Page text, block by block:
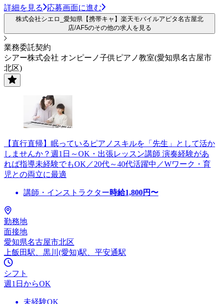
詳細を見る 応募画面に進む
株式会社シエロ_愛知県【携帯キャ】楽天モバイルアピタ名古屋北
店/AF5のその他の求人を見る
業務委託契約
シアー株式会社 オンピーノ子供ピアノ教室(愛知県名古屋市
北区)
【直行直帰】眠っているピアノスキルを「先生」として活か
しませんか？週1日～OK・出張レッスン講師 演奏経験があ
れば指導未経験でもOK／20代～40代活躍中／Wワーク・育
児との両立に最適
講師・インストラクター時給1,800円〜
勤務地
面接地
愛知県名古屋市北区
上飯田駅、黒川(愛知)駅、平安通駅
シフト
週1日からOK
未経験OK